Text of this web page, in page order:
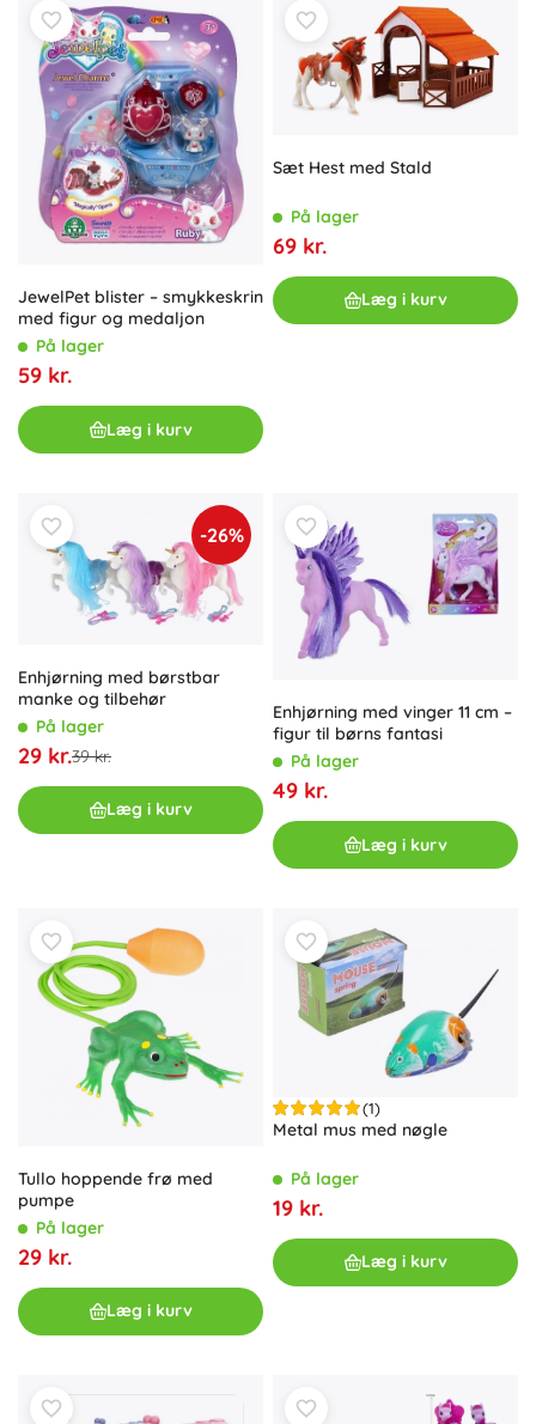
JewelPet blister – smykkeskrin
med figur og medaljon
På lager
59 kr.
Læg i kurv
Sæt Hest med Stald
På lager
69 kr.
Læg i kurv
-26%
Enhjørning med børstbar
manke og tilbehør
På lager
29 kr.39 kr.
Læg i kurv
Enhjørning med vinger 11 cm –
figur til børns fantasi
På lager
49 kr.
Læg i kurv
Tullo hoppende frø med
pumpe
På lager
29 kr.
Læg i kurv
(1)
Metal mus med nøgle
På lager
19 kr.
Læg i kurv